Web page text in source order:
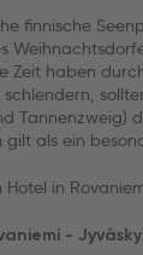
finnische
Zeit haben
schlendern,
Tannenzweig)
als ein
in
-